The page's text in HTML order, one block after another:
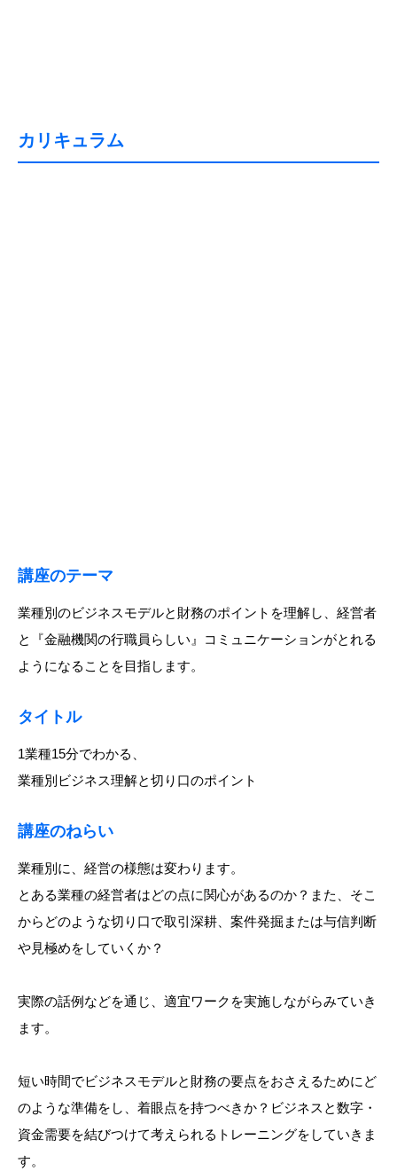
カリキュラム
講座のテーマ
業種別のビジネスモデルと財務のポイントを理解し、経営者
と『金融機関の行職員らしい』コミュニケーションがとれる
ようになることを目指します。
タイトル
1業種15分でわかる、
業種別ビジネス理解と切り口のポイント
講座のねらい
業種別に、経営の様態は変わります。
とある業種の経営者はどの点に関心があるのか？また、そこ
からどのような切り口で取引深耕、案件発掘または与信判断
や見極めをしていくか？
実際の話例などを通じ、適宜ワークを実施しながらみていき
ます。
短い時間でビジネスモデルと財務の要点をおさえるためにど
のような準備をし、着眼点を持つべきか？ビジネスと数字・
資金需要を結びつけて考えられるトレーニングをしていきま
す。